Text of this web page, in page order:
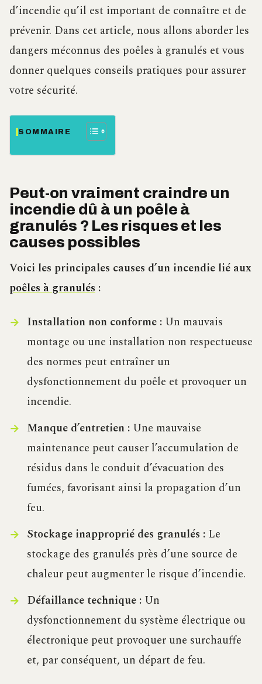
d’incendie qu’il est important de connaître et de
prévenir. Dans cet article, nous allons aborder les
dangers méconnus des poêles à granulés et vous
donner quelques conseils pratiques pour assurer
votre sécurité.
SOMMAIRE
Peut-on vraiment craindre un
incendie dû à un poêle à
granulés ? Les risques et les
causes possibles
Voici les principales causes d’un incendie lié aux
poêles à granulés :
Installation non conforme :Un mauvais
montage ou une installation non respectueuse
des normes peut entraîner un
dysfonctionnement du poêle et provoquer un
incendie.
Manque d’entretien :Une mauvaise
maintenance peut causer l’accumulation de
résidus dans le conduit d’évacuation des
fumées, favorisant ainsi la propagation d’un
feu.
Stockage inapproprié des granulés :Le
stockage des granulés près d’une source de
chaleur peut augmenter le risque d’incendie.
Défaillance technique :Un
dysfonctionnement du système électrique ou
électronique peut provoquer une surchauffe
et, par conséquent, un départ de feu.